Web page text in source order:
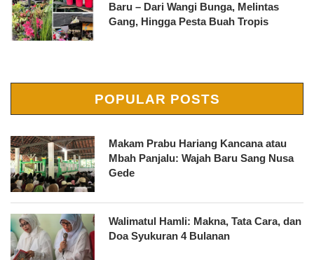
Baru – Dari Wangi Bunga, Melintas
Gang, Hingga Pesta Buah Tropis
POPULAR POSTS
Makam Prabu Hariang Kancana atau
Mbah Panjalu: Wajah Baru Sang Nusa
Gede
Walimatul Hamli: Makna, Tata Cara, dan
Doa Syukuran 4 Bulanan